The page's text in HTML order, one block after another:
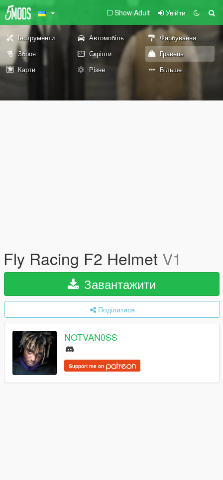
Show Adult Увійти
Інструменти Автомобіль
Фарбування
Зброя
Скріпти
Гравець
Карти
Різне Більше
Fly Racing F2 Helmet V1
Завантажити
Поділитися
NOTVAN0SS
Support me on